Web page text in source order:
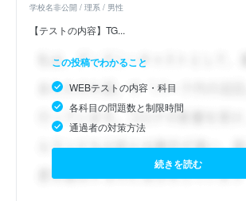
学校名非公開 / 理系 / 男性
【テストの内容】TG...
この投稿でわかること
WEBテストの内容・科目
各科目の問題数と制限時間
通過者の対策方法
続きを読む